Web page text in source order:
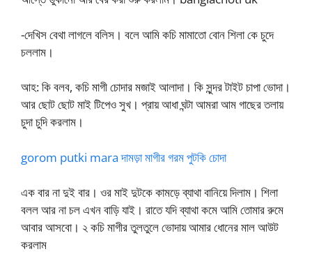
-দেখিস বেথা লাগলে বলিস। বলে আমি কচি মামাতো বোন শিলা কে চুদে
চললাম।
আহ: কি বলব, কচি মাগী চোদার মজাই আলাদা। কি সুন্দর টাইট চাপা ভোদা।
আর ছোট ছোট মাই টিপেও সুখ। প্রায় আধা ঘন্টা আমরা আম গাছের তলায়
চুদা চুদি করলাম।
gorom putki mara দামড়া মাগীর গরম পুটকি চোদা
এক বার না দুই বার। ওর মাই দুটকে কামড়ে ব্যাথা বানিয়ে দিলাম। শিলা
বলল আর না চল এখন বাড়ি যাই। রাতে যদি ব্যাথা কমে আমি তোমার রুমে
আবার আসবো। ২ কচি মাগীর তুলতুলে ভোদায় আমার ধোনের মাল আউট
করলাম